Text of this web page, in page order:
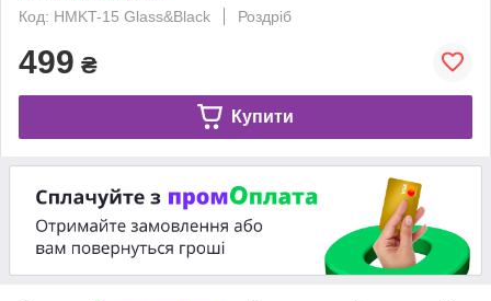
Код: HMKT-15 Glass&Black
Роздріб
499 ₴
Купити